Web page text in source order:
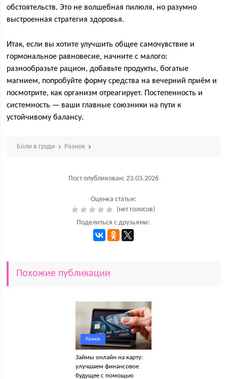
обстоятельств. Это не волшебная пилюля, но разумно
выстроенная стратегия здоровья.
Итак, если вы хотите улучшить общее самочувствие и
гормональное равновесие, начните с малого:
разнообразьте рацион, добавьте продукты, богатые
магнием, попробуйте форму средства на вечерний приём и
посмотрите, как организм отреагирует. Постепенность и
системность — ваши главные союзники на пути к
устойчивому балансу.
Боли в груди Разное
Пост опубликован: 23.03.2026
Оценка статьи:
(нет голосов)
Поделиться с друзьями:
Похожие публикации
Разное
Займы онлайн на карту:
улучшаем финансовое
будущее с помощью